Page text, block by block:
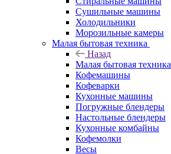
Сушильные машины
Холодильники
Морозильные камеры
Малая бытовая техника
Назад
Малая бытовая техника
Кофемашины
Кофеварки
Кухонные машины
Погружные блендеры
Настольные блендеры
Кухонные комбайны
Кофемолки
Весы